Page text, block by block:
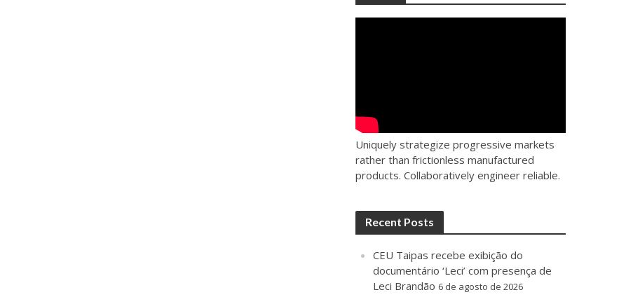
Uniquely strategize progressive markets
rather than frictionless manufactured
products. Collaboratively engineer reliable.
Recent Posts
CEU Taipas recebe exibição do
documentário ‘Leci’ com presença de
Leci Brandão 6 de agosto de 2026